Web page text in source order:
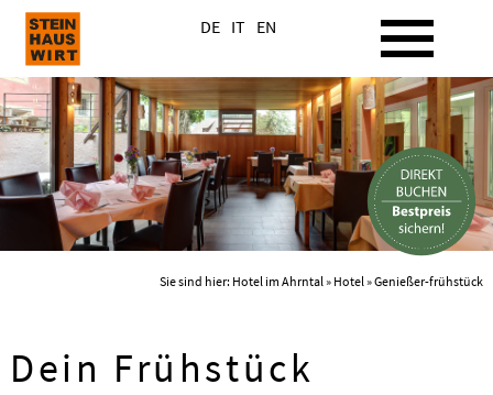
DE IT EN
Sie sind hier: Hotel im Ahrntal» Hotel» Genießer-frühstück
Dein Frühstück